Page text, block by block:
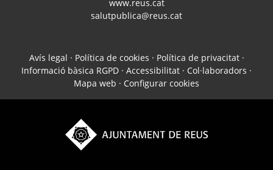
www.reus.cat
salutpublica@reus.cat
Avís legal · Política de cookies · Política de privacitat·
Informació bàsica RGPD · Accessibilitat · Col·laboradors ·
Mapa web · Configurar cookies